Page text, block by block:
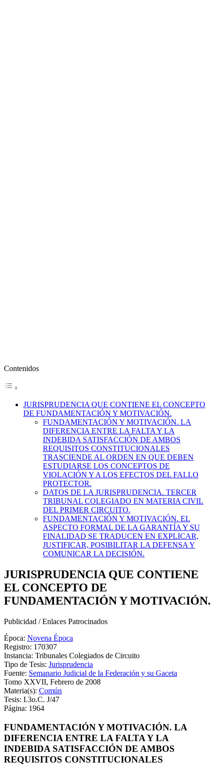
Contenidos
JURISPRUDENCIA QUE CONTIENE EL CONCEPTO
DE FUNDAMENTACIÓN Y MOTIVACIÓN.
FUNDAMENTACIÓN Y MOTIVACIÓN. LA
DIFERENCIA ENTRE LA FALTA Y LA
INDEBIDA SATISFACCIÓN DE AMBOS
REQUISITOS CONSTITUCIONALES
TRASCIENDE AL ORDEN EN QUE DEBEN
ESTUDIARSE LOS CONCEPTOS DE
VIOLACIÓN Y A LOS EFECTOS DEL FALLO
PROTECTOR.
DATOS DE LA JURISPRUDENCIA. TERCER
TRIBUNAL COLEGIADO EN MATERIA CIVIL
DEL PRIMER CIRCUITO.
FUNDAMENTACIÓN Y MOTIVACIÓN. EL
ASPECTO FORMAL DE LA GARANTÍA Y SU
FINALIDAD SE TRADUCEN EN EXPLICAR,
JUSTIFICAR, POSIBILITAR LA DEFENSA Y
COMUNICAR LA DECISIÓN.
JURISPRUDENCIA QUE CONTIENE
EL CONCEPTO DE
FUNDAMENTACIÓN Y MOTIVACIÓN.
Publicidad / Enlaces Patrocinados
Época: Novena Época
Registro: 170307
Instancia: Tribunales Colegiados de Circuito
Tipo de Tesis: Jurisprudencia
Fuente: Semanario Judicial de la Federación y su Gaceta
Tomo XXVII, Febrero de 2008
Materia(s): Común
Tesis: I.3o.C. J/47
Página: 1964
FUNDAMENTACIÓN Y MOTIVACIÓN. LA
DIFERENCIA ENTRE LA FALTA Y LA
INDEBIDA SATISFACCIÓN DE AMBOS
REQUISITOS CONSTITUCIONALES